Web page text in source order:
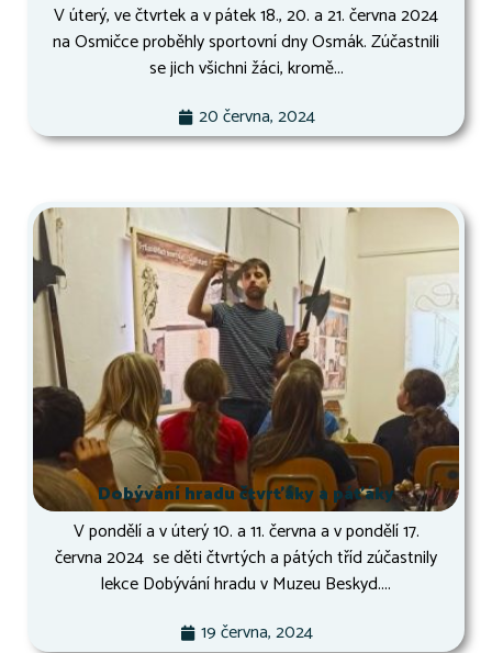
V úterý, ve čtvrtek a v pátek 18., 20. a 21. června 2024
na Osmičce proběhly sportovní dny Osmák. Zúčastnili
se jich všichni žáci, kromě...
20 června, 2024
Dobývání hradu čtvrťáky a páťáky
V pondělí a v úterý 10. a 11. června a v pondělí 17.
června 2024 se děti čtvrtých a pátých tříd zúčastnily
lekce Dobývání hradu v Muzeu Beskyd....
19 června, 2024